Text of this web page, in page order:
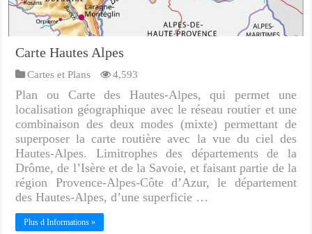
Carte Hautes Alpes
Cartes et Plans 4,593
Plan ou Carte des Hautes-Alpes, qui permet une
localisation géographique avec le réseau routier et une
combinaison des deux modes (mixte) permettant de
superposer la carte routière avec la vue du ciel des
Hautes-Alpes. Limitrophes des départements de la
Drôme, de l’Isère et de la Savoie, et faisant partie de la
région Provence-Alpes-Côte d’Azur, le département
des Hautes-Alpes, d’une superficie …
Plus d Informations »